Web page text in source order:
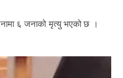
६ जनाको मृत्यु भएको छ ।